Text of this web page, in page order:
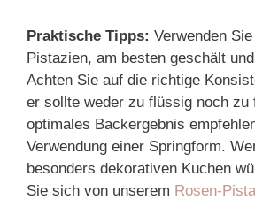
Praktische Tipps: Verwenden
Pistazien, am besten geschält
Achten Sie auf die richtige
er sollte weder zu flüssig noch zu
optimales Backergebnis
Verwendung einer Springform.
besonders dekorativen Kuchen
Sie sich von unserem Rosen-